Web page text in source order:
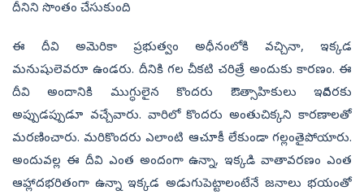
దీనిని సొంతం చేసుకుంది.
ఈ దీవి అమెరికా ప్రభుత్వం అధీనంలోకి వచ్చినా, ఇక్కడ
మనుషులెవరూ ఉండరు. దీనికి గల చీకటి చరిత్రే అందుకు కారణం. ఈ
దీవి అందానికి ముగ్ధులైన కొందరు ఔత్సాహికులు ఇదివరకు
అప్పుడప్పుడూ వచ్చేవారు. వారిలో కొందరు అంతుచిక్కని కారణాలతో
మరణించారు. మరికొందరు ఎలాంటి ఆచూకీ లేకుండా గల్లంతైపోయారు.
అందువల్ల ఈ దీవి ఎంత అందంగా ఉన్నా, ఇక్కడి వాతావరణం ఎంత
ఆహ్లాదభరితంగా ఉన్నా ఇక్కడ అడుగుపెట్టాలంటేనే జనాలు భయంతో